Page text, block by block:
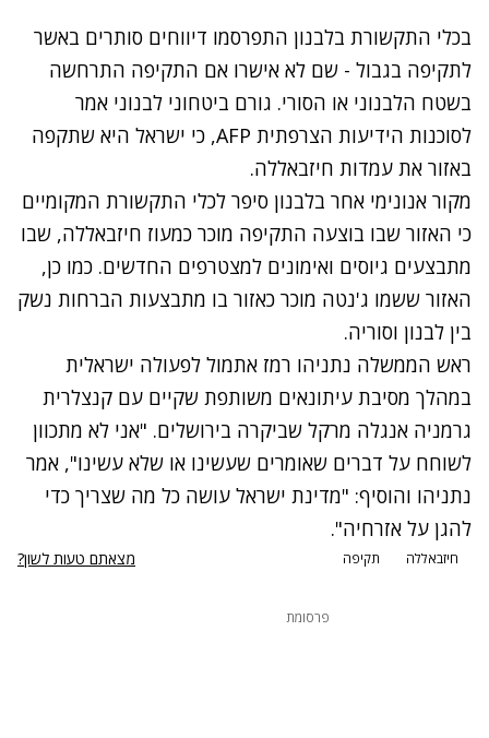
בכלי התקשורת בלבנון התפרסמו דיווחים סותרים באשר
לתקיפה בגבול - שם לא אישרו אם התקיפה התרחשה
בשטח הלבנוני או הסורי. גורם ביטחוני לבנוני אמר
לסוכנות הידיעות הצרפתית AFP, כי ישראל היא שתקפה
באזור את עמדות חיזבאללה.
מקור אנונימי אחר בלבנון סיפר לכלי התקשורת המקומיים
כי האזור שבו בוצעה התקיפה מוכר כמעוז חיזבאללה, שבו
מתבצעים גיוסים ואימונים למצטרפים החדשים. כמו כן,
האזור ששמו ג'נטה מוכר כאזור בו מתבצעות הברחות נשק
בין לבנון וסוריה.
ראש הממשלה נתניהו רמז אתמול לפעולה ישראלית
במהלך מסיבת עיתונאים משותפת שקיים עם קנצלרית
גרמניה אנגלה מרקל שביקרה בירושלים. "אני לא מתכוון
לשוחח על דברים שאומרים שעשינו או שלא עשינו", אמר
נתניהו והוסיף: "מדינת ישראל עושה כל מה שצריך כדי
להגן על אזרחיה".
חיזבאללה תקיפה מצאתם טעות לשון?
פרסומת